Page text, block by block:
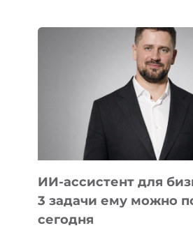
КОТОРЫЕ
РАЗВИВАЮТ
ОБРАЗОВАНИЕ
ТАДЖИКИСТАНА
ИИ-ассистент для
3 задачи ему можно
сегодня